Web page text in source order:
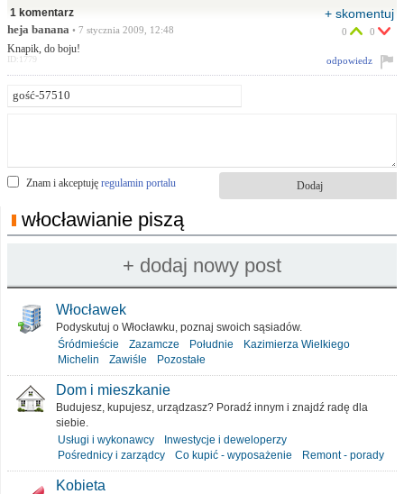
1 komentarz + skomentuj
heja banana • 7 stycznia 2009, 12:48
Knapik, do boju!
0 0
odpowiedz
ID:1779
Znam i akceptuję regulamin portalu
włocławianie piszą
Włocławek
Podyskutuj o Włocławku, poznaj swoich sąsiadów.
Śródmieście
Zazamcze Południe
Kazimierza Wielkiego
Michelin
Zawiśle Pozostałe
Dom i mieszkanie
Budujesz, kupujesz, urządzasz? Poradź innym i znajdź radę dla
siebie.
Usługi i wykonawcy
Inwestycje i deweloperzy
Pośrednicy i zarządcy
Co kupić - wyposażenie Remont - porady
Kobieta